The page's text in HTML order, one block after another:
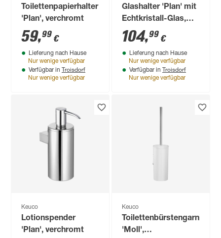
Toilettenpapierhalter
'Plan', verchromt
59,99 €
Lieferung nach Hause
Nur wenige verfügbar
Verfügbar in Troisdorf
Nur wenige verfügbar
Glashalter 'Plan' mit
Echtkristall-Glas,
verchromt
104,99 €
Lieferung nach Hause
Nur wenige verfügbar
Verfügbar in Troisdorf
Nur wenige verfügbar
Keuco
Lotionspender
'Plan', verchromt
Keuco
Toilettenbürstengarnitur
'Moll',